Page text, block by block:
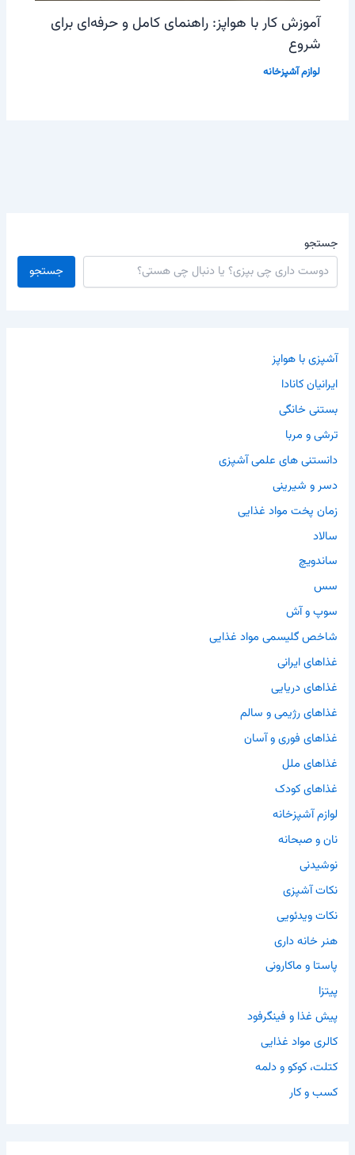
آموزش کار با هواپز: راهنمای کامل و حرفه‌ای برای
شروع
لوازم آشپزخانه
جستجو
جستجو
آشپزی با هواپز
ایرانیان کانادا
بستنی خانگی
ترشی و مربا
دانستنی های علمی آشپزی
دسر و شیرینی
زمان پخت مواد غذایی
سالاد
ساندویچ
سس
سوپ و آش
شاخص گلیسمی مواد غذایی
غذاهای ایرانی
غذاهای دریایی
غذاهای رژیمی و سالم
غذاهای فوری و آسان
غذاهای ملل
غذاهای کودک
لوازم آشپزخانه
نان و صبحانه
نوشیدنی
نکات آشپزی
نکات ویدئویی
هنر خانه داری
پاستا و ماکارونی
پیتزا
پیش غذا و فینگرفود
کالری مواد غذایی
کتلت، کوکو و دلمه
کسب و کار